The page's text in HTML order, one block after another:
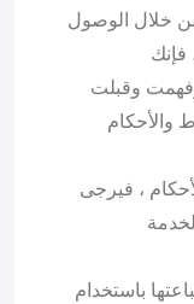
خلال الوصول
فإنك
وقبلت
، فيرجى
باستخدام